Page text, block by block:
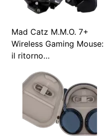
Mad Catz M.M.O. 7+
Wireless Gaming Mouse:
il ritorno…